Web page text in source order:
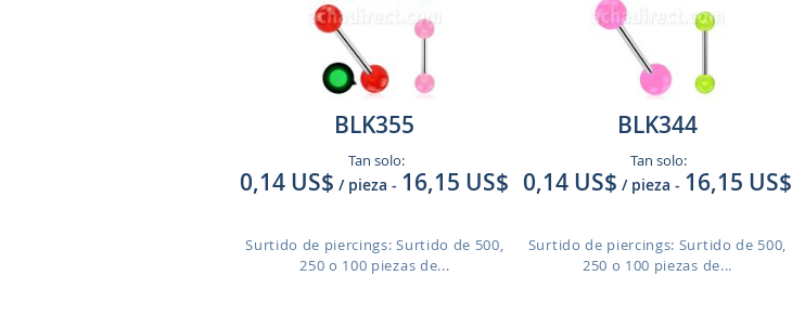
BLK355
Tan solo:
0,14 US$ / pieza - 16,15 US$
Surtido de piercings: Surtido de 500,
250 o 100 piezas de...
BLK344
Tan solo:
0,14 US$ / pieza - 16,15 US$
Surtido de piercings: Surtido de 500,
250 o 100 piezas de...